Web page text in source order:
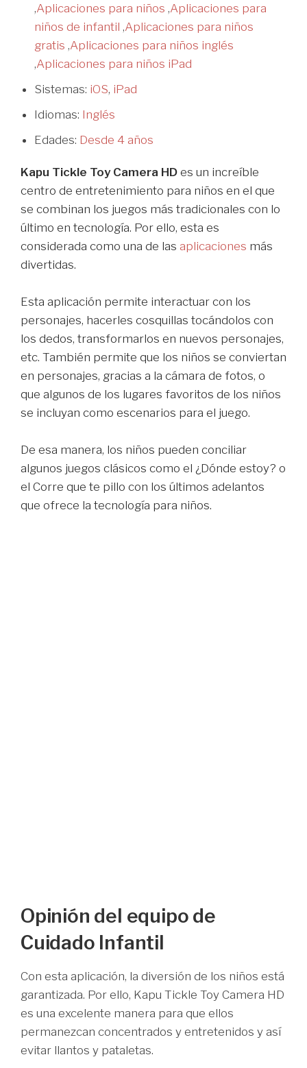
,Aplicaciones para niños ,Aplicaciones para
niños de infantil ,Aplicaciones para niños
gratis ,Aplicaciones para niños inglés
,Aplicaciones para niños iPad
Sistemas: iOS, iPad
Idiomas: Inglés
Edades: Desde 4 años
Kapu Tickle Toy Camera HD es un increíble
centro de entretenimiento para niños en el que
se combinan los juegos más tradicionales con lo
último en tecnología. Por ello, esta es
considerada como una de las aplicaciones más
divertidas.
Esta aplicación permite interactuar con los
personajes, hacerles cosquillas tocándolos con
los dedos, transformarlos en nuevos personajes,
etc. También permite que los niños se conviertan
en personajes, gracias a la cámara de fotos, o
que algunos de los lugares favoritos de los niños
se incluyan como escenarios para el juego.
De esa manera, los niños pueden conciliar
algunos juegos clásicos como el ¿Dónde estoy? o
el Corre que te pillo con los últimos adelantos
que ofrece la tecnología para niños.
Opinión del equipo de
Cuidado Infantil
Con esta aplicación, la diversión de los niños está
garantizada. Por ello, Kapu Tickle Toy Camera HD
es una excelente manera para que ellos
permanezcan concentrados y entretenidos y así
evitar llantos y pataletas.